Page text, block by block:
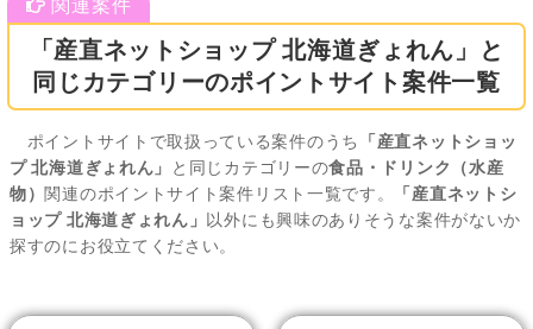
「産直ネットショップ 北海道ぎょれん」と
同じカテゴリーのポイントサイト案件一覧
ポイントサイトで取扱っている案件のうち
「産直ネットショッ
プ 北海道ぎょれん」
と同じカテゴリーの食品・ドリンク（水産
物） 関連のポイントサイト案件リスト一覧です。
「産直ネットシ
ョップ 北海道ぎょれん」 以外にも興味のありそうな案件がないか
探すのにお役立てください。